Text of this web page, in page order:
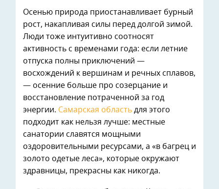
Осенью природа приостанавливает бурный
рост, накапливая силы перед долгой зимой.
Люди тоже интуитивно соотносят
активность с временами года: если летние
отпуска полны приключений —
восхождений к вершинам и речных сплавов,
— осенние больше про созерцание и
восстановление потраченной за год
энергии. Самарская область для этого
подходит как нельзя лучше: местные
санатории славятся мощными
оздоровительными ресурсами, а «в багрец и
золото одетые леса», которые окружают
здравницы, прекрасны как никогда.